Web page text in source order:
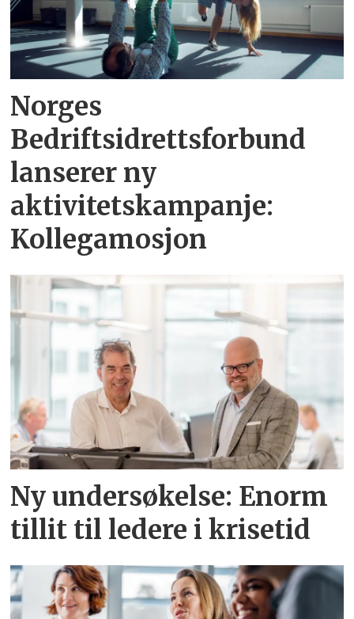
Norges
Bedriftsidrettsforbund
lanserer ny
aktivitetskampanje:
Kollegamosjon
Ny undersøkelse: Enorm
tillit til ledere i krisetid